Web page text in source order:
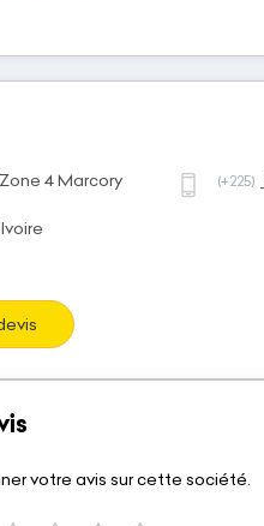
4 Marcory
(+225)
votre avis sur cette société.